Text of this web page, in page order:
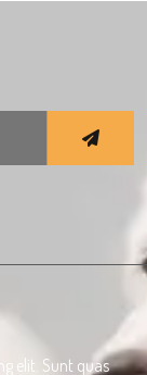
elit. Sunt quas